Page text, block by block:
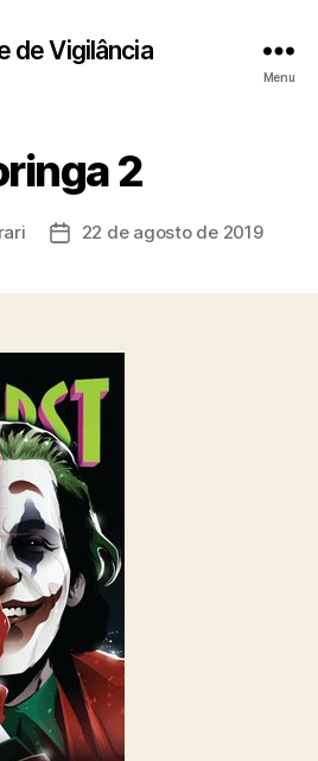
de Vigilância
Menu
2
Data22 de agosto de 2019